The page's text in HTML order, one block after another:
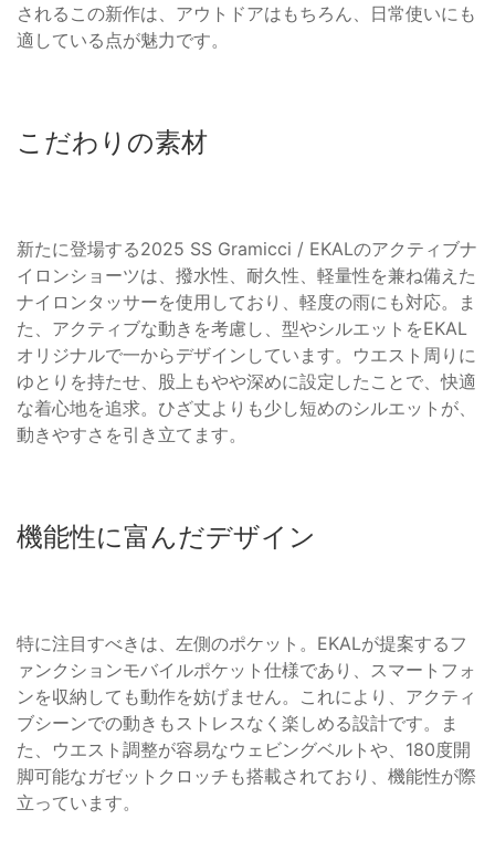
されるこの新作は、アウトドアはもちろん、日常使いにも
適している点が魅力です。
こだわりの素材
新たに登場する2025 SS Gramicci / EKALのアクティブナ
イロンショーツは、撥水性、耐久性、軽量性を兼ね備えた
ナイロンタッサーを使用しており、軽度の雨にも対応。ま
た、アクティブな動きを考慮し、型やシルエットをEKAL
オリジナルで一からデザインしています。ウエスト周りに
ゆとりを持たせ、股上もやや深めに設定したことで、快適
な着心地を追求。ひざ丈よりも少し短めのシルエットが、
動きやすさを引き立てます。
機能性に富んだデザイン
特に注目すべきは、左側のポケット。EKALが提案するフ
ァンクションモバイルポケット仕様であり、スマートフォ
ンを収納しても動作を妨げません。これにより、アクティ
ブシーンでの動きもストレスなく楽しめる設計です。ま
た、ウエスト調整が容易なウェビングベルトや、180度開
脚可能なガゼットクロッチも搭載されており、機能性が際
立っています。